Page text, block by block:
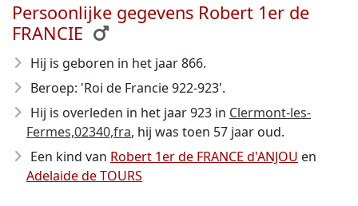
Persoonlijke gegevens Robert 1er de
FRANCIE
Hij is geboren in het jaar 866.
Beroep: 'Roi de Francie 922-923'.
Hij is overleden in het jaar 923 in Clermont-les-
Fermes,02340,fra, hij was toen 57 jaar oud.
Een kind van Robert 1er de FRANCE d'ANJOU en
Adelaide de TOURS